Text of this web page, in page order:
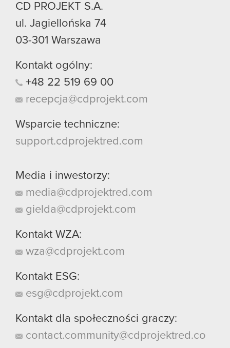
CD PROJEKT S.A.
ul. Jagiellońska 74
03-301 Warszawa
Kontakt ogólny:
+48 22 519 69 00
recepcja@cdprojekt.com
Wsparcie techniczne:
support.cdprojektred.com
Media i inwestorzy:
media@cdprojektred.com
gielda@cdprojekt.com
Kontakt WZA:
wza@cdprojekt.com
Kontakt ESG:
esg@cdprojekt.com
Kontakt dla społeczności graczy:
contact.community@cdprojektred.co